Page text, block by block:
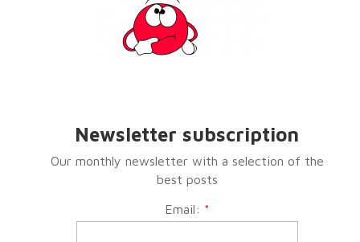
Newsletter subscription
Our monthly newsletter with a selection of the
best posts
Email: *